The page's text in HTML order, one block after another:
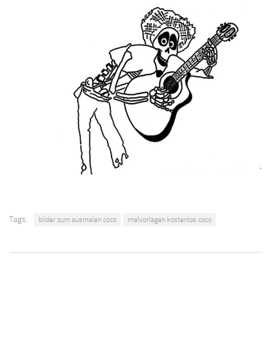
Tags: bilder zum ausmalen coco malvorlagen kostenlos coco